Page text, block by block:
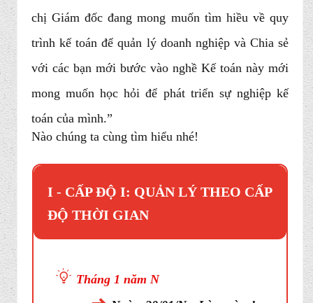
chị Giám đốc đang mong muốn tìm hiều về quy
trình kế toán để quản lý doanh nghiệp và Chia sẻ
với các bạn mới bước vào nghề Kế toán này mới
mong muốn học hỏi để phát triển sự nghiệp kế
toán của mình.”
Nào chúng ta cùng tìm hiểu nhé!
I - CẤP ĐỘ I: QUẢN LÝ THEO CẤP
ĐỘ THỜI GIAN
Tháng 1 năm N